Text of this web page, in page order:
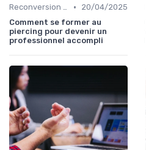
Reconversion et Montée en Compétences •
20/04/2025
Comment se former au
piercing pour devenir un
professionnel accompli